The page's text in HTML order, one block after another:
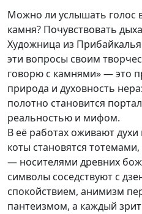
Можно ли услышать голос
камня? Почувствовать
Художница из
эти вопросы своим
говорю с камнями» — это
природа и духовность
полотно становится
реальностью и мифом.
В её работах оживают
коты становятся
— носителями древних
символы соседствуют с
спокойствием, анимизм
пантеизмом, а каждый